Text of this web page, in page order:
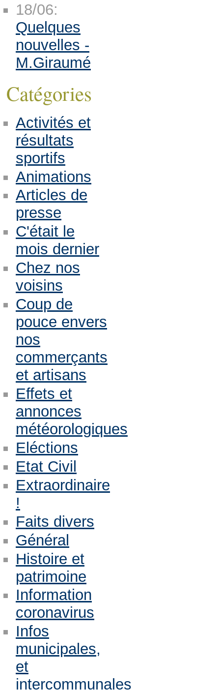
18/06:
Quelques
nouvelles -
M.Giraumé
Catégories
Activités et
résultats
sportifs
Animations
Articles de
presse
C'était le
mois dernier
Chez nos
voisins
Coup de
pouce envers
nos
commerçants
et artisans
Effets et
annonces
météorologiques
Eléctions
Etat Civil
Extraordinaire
!
Faits divers
Général
Histoire et
patrimoine
Information
coronavirus
Infos
municipales,
et
intercommunales